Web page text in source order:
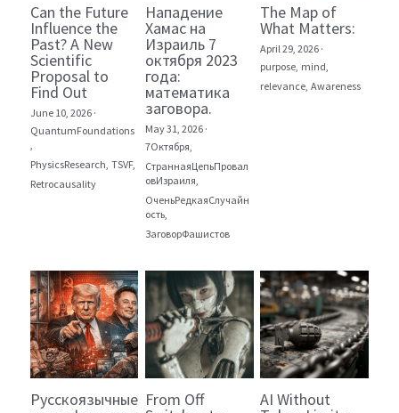
Can the Future
Influence the
Past? A New
Scientific
Proposal to
Find Out
June 10, 2026 ·
QuantumFoundations
PhysicsResearch, TSVF,
Retrocausality
Нападение
Хамас на
Израиль 7
октября 2023
года:
математика
заговора.
May 31, 2026 ·
7Октября,
СтраннаяЦепьПровал
овИзраиля,
ОченьРедкаяСлучайн
ость,
ЗаговорФашистов
The Map of
What Matters:
April 29, 2026 ·
purpose, mind,
relevance, Awareness
Русскоязычные From Off AI Without